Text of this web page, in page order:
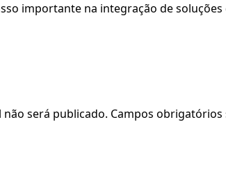
importante na integração de
não será publicado. Campos obrigatórios